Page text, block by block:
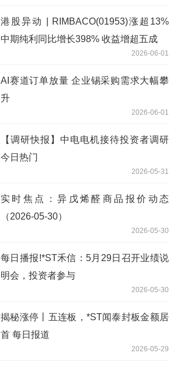
港股异动 | RIMBACO(01953)涨超13%
中期纯利同比增长398% 收益增超五成
2026-06-01
AI赛道订单放量 企业锡采购需求大幅攀
升
2026-06-01
【调研快报】中电电机接待投资者调研
今日热门
2026-05-31
实时焦点：异戊烯醛商品报价动态
（2026-05-30）
2026-05-30
每日播报!*ST禾信：5月29日召开业绩说
明会，投资者参与
2026-05-30
揭秘涨停丨五连板，*ST闻泰封板金额居
首 每日报道
2026-05-29